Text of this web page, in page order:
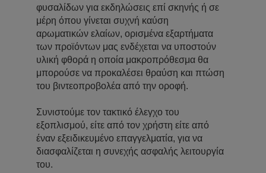
φυσαλίδων για εκδηλώσεις επί σκηνής ή σε
μέρη όπου γίνεται συχνή καύση
αρωματικών ελαίων, ορισμένα εξαρτήματα
των προϊόντων μας ενδέχεται να υποστούν
υλική φθορά η οποία μακροπρόθεσμα θα
μπορούσε να προκαλέσει θραύση και πτώση
του βιντεοπροβολέα από την οροφή.
Συνιστούμε τον τακτικό έλεγχο του
εξοπλισμού, είτε από τον χρήστη είτε από
έναν εξειδικευμένο επαγγελματία, για να
διασφαλίζεται η συνεχής ασφαλής λειτουργία
του.